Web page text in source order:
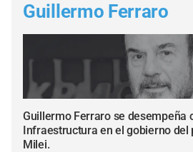
Guillermo Ferraro
Guillermo Ferraro se desempeña
Infraestructura en el gobierno
Milei.